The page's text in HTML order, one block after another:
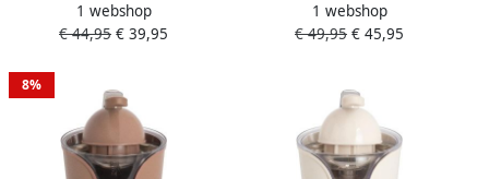
verwarmer met afneembare
kan Gebroken wit MILK
1 webshop
€ 44,95 € 39,95
citruspers met hefboom
100W Sage JUICER PRESS
1 webshop
€ 49,95 € 45,95
8%